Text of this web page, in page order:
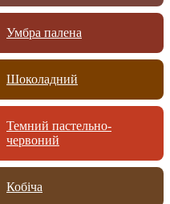
Умбра палена
Шоколадний
Темний пастельно-
червоний
Кобіча